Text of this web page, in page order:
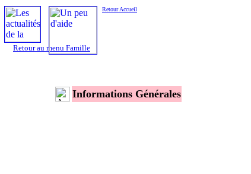
Retour au menu Famille
Informations Générales
Retour Accueil